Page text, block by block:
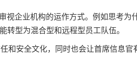
视企业机构的运作方式。例如思考为
型为混合型和远程型员工队伍。
和安全文化，同时也会让首席信息官